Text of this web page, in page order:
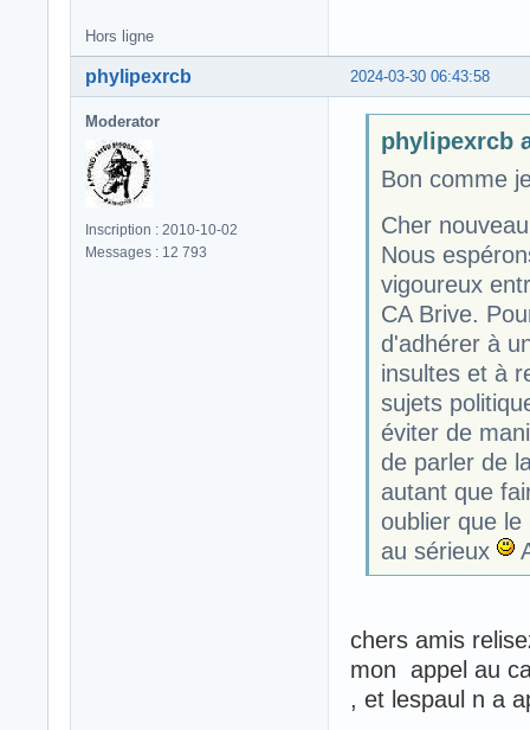
Hors ligne
2024-03-30 06:43:58
phylipexrcb
Moderator
Inscription : 2010-10-02
Messages : 12 793
phylipexrcb
Bon comme
Cher
Nous
vigoureux
CA Brive.
d'adhérer à
insultes et à
sujets
éviter de
de parler de
autant que
oublier que
au sérieux
chers amis
mon appel au
, et lespaul n a